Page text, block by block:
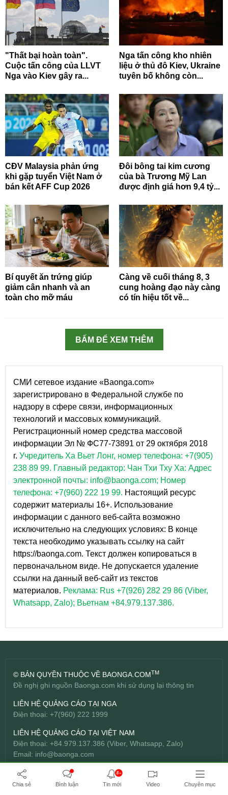
"Thất bại hoàn toàn".
Cuộc tấn công của LLVT
Nga vào Kiev gây ra...
Nga tấn công kho nhiên
liệu ở thủ đô Kiev, Ukraine
tuyên bố không còn...
CĐV Malaysia phản ứng
khi gặp tuyển Việt Nam ở
bán kết AFF Cup 2026
Đôi bông tai kim cương
của bà Trương Mỹ Lan
được định giá hơn 9,4 tỷ...
Bí quyết ăn trứng giúp
giảm cân nhanh và an
toàn cho mỡ máu
Càng về cuối tháng 8, 3
cung hoàng đạo này càng
có tín hiệu tốt về...
BẤM ĐỂ XEM THÊM
СМИ сетевое издание «Baonga.com»
зарегистрировано в Федеральной службе по
надзору в сфере связи, информационных
технологий и массовых коммуникаций.
Регистрационный номер средства массовой
информации Эл № ФС77-73891 от 29 октября 2018
г. Учредитель Ха Вьет Лонг, номер телефона: +7(905)
238 89 99. Главный редактор: Чан Тхи Тху Ха: Адрес
электронной почты: info@baonga.com; Номер
телефона: +7(960) 222 19 99. Настоящий ресурс
содержит материалы 16+. Использование
информации с данного веб-сайта возможно
исключительно на следующих условиях: В конце
текста необходимо указывать ссылку на сайт
https://baonga.com. Текст должен копироваться в
первоначальном виде. Не допускается удаление
ссылки на данный веб-сайт из текстов
материалов. Реклама: Rus +7(926) 282 29 86 (Viber,
Whatsapp, Zalo); Вьетнам +84.979.137.386.
© BẢN QUYỀN THUỘC VỀ BAONGA.COMTM
Đề nghị ghi nguồn Baonga.com khi sử dụng lại thông tin
LIÊN HỆ QUẢNG CÁO TẠI NGA
Điện thoại: +7(960) 222 1999
LIÊN HỆ QUẢNG CÁO TẠI VIỆT NAM
Điện thoại: +84.979.137.386 (Viber, Whatsapp, Zalo)
Email: info@baonga.com
THIẾT KẾ WEBSITE CHUYÊN NGHIỆP
Công ty TNHH Đầu tư Bách Hợp -
BICWeb.vn
Chia sẻ Bình luận
8+
Tin mới Video Chuyên mục